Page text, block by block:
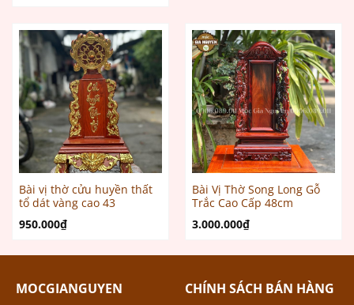
Bài vị thờ cửu huyền thất
tổ dát vàng cao 43
950.000₫
Bài Vị Thờ Song Long Gỗ
Trắc Cao Cấp 48cm
3.000.000₫
MOCGIANGUYEN
CHÍNH SÁCH BÁN HÀNG